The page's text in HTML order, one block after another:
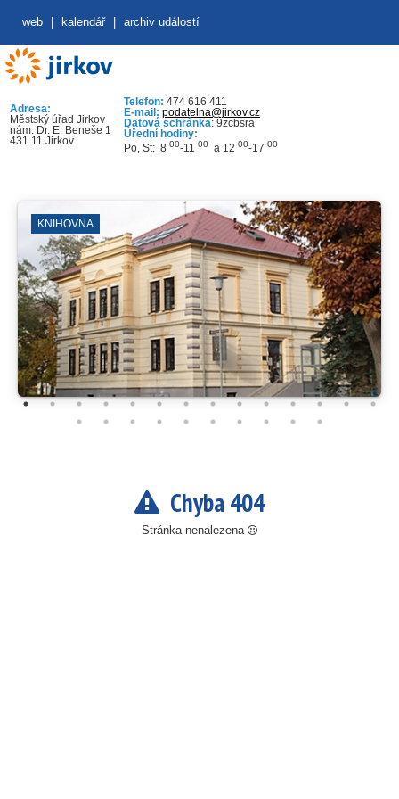
web kalendář archiv událostí
Adresa:
Městský úřad Jirkov
nám. Dr. E. Beneše 1
431 11 Jirkov
Telefon: 474 616 411
E-mail: podatelna@jirkov.cz
Datová schránka: 9zcbsra
Úřední hodiny:
Po, St: 8 00-11 00 a 12 00-17 00
KNIHOVNA
Chyba 404
Stránka nenalezena